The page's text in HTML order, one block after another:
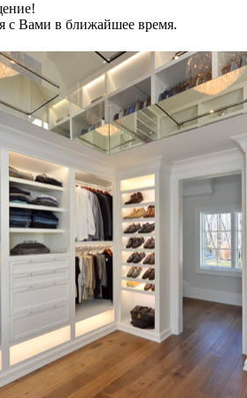
с Вами в ближайшее время.